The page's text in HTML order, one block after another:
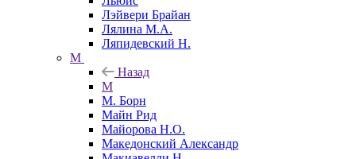
Лэйвери Брайан
Лялина М.А.
Ляпидевский Н.
М
Назад
М
М. Борн
Майн Рид
Майорова Н.О.
Македонский Александр